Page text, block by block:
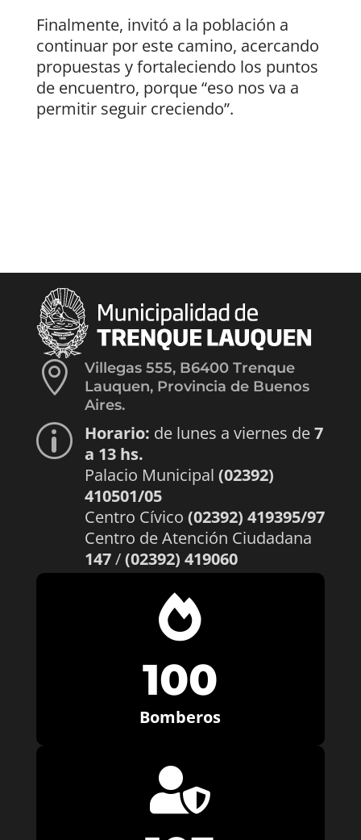
Finalmente, invitó a la población a
continuar por este camino, acercando
propuestas y fortaleciendo los puntos
de encuentro, porque “eso nos va a
permitir seguir creciendo”.

Villegas 555, B6400 Trenque
Lauquen, Provincia de Buenos
Aires.
p Horario: de lunes a viernes de7
a 13 hs.
Palacio Municipal (02392)
410501/05
Centro Cívico (02392) 419395/97
Centro de Atención Ciudadana
147/(02392) 419060

100
Bomberos
